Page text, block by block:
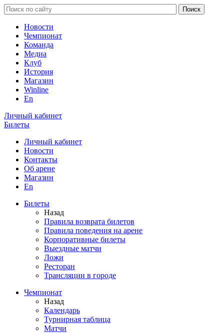
Новости
Чемпионат
Команда
Медиа
Клуб
История
Магазин
Winline
En
Личный кабинет
Билеты
Личный кабинет
Новости
Контакты
Об арене
Магазин
En
Билеты
Назад
Правила возврата билетов
Правила поведения на арене
Корпоративные билеты
Выездные матчи
Ложи
Ресторан
Трансляции в городе
Чемпионат
Назад
Календарь
Турнирная таблица
Матчи